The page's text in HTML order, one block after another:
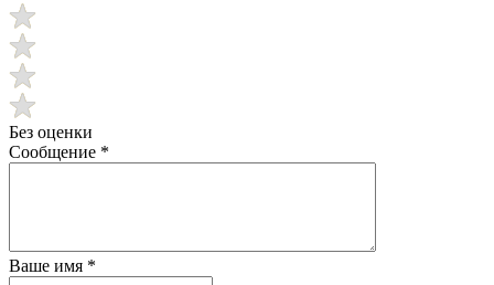
Без оценки
Сообщение *
Ваше имя *